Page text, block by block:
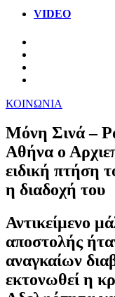
VIDEO
ΚΟΙΝΩΝΙΑ
Μόνη Σινά –
Αθήνα ο
ειδική πτήση
η διαδοχή του
Αντικείμενο
αποστολής
αναγκαίων
εκτονωθεί η